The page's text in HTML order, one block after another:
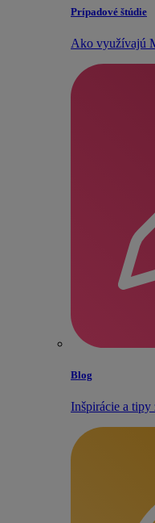
Prípadové štúdie
Ako využívajú
Blog
Inšpirácie a tipy